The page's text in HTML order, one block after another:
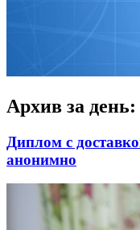
Архив за день:
Диплом с
анонимно